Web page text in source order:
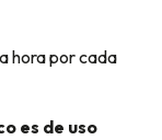
hora por cada
es de uso